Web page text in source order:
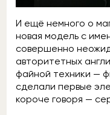
И ещё немного о
новая модель с
совершенно
авторитетных
файной техники —
сделали первые
короче говоря —